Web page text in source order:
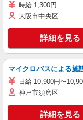
時給 1,300円
大阪市中央区
詳細を見る
マイクロバスによる施
日給 10,900円〜
神戸市須磨区
詳細を見る